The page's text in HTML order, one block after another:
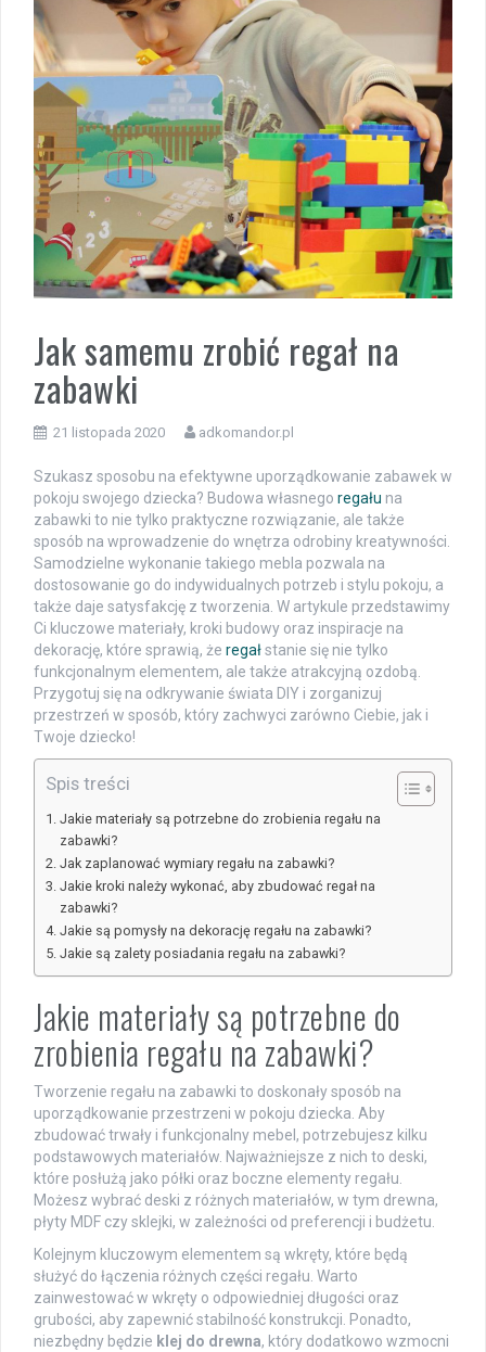
Jak samemu zrobić regał na
zabawki
21 listopada 2020 adkomandor.pl
Szukasz sposobu na efektywne uporządkowanie zabawek w
pokoju swojego dziecka? Budowa własnego regału na
zabawki to nie tylko praktyczne rozwiązanie, ale także
sposób na wprowadzenie do wnętrza odrobiny kreatywności.
Samodzielne wykonanie takiego mebla pozwala na
dostosowanie go do indywidualnych potrzeb i stylu pokoju, a
także daje satysfakcję z tworzenia. W artykule przedstawimy
Ci kluczowe materiały, kroki budowy oraz inspiracje na
dekorację, które sprawią, że regałstanie się nie tylko
funkcjonalnym elementem, ale także atrakcyjną ozdobą.
Przygotuj się na odkrywanie świata DIY i zorganizuj
przestrzeń w sposób, który zachwyci zarówno Ciebie, jak i
Twoje dziecko!
Spis treści
Jakie materiały są potrzebne do zrobienia regału na
zabawki?
Jak zaplanować wymiary regału na zabawki?
Jakie kroki należy wykonać, aby zbudować regał na
zabawki?
Jakie są pomysły na dekorację regału na zabawki?
Jakie są zalety posiadania regału na zabawki?
Jakie materiały są potrzebne do
zrobienia regału na zabawki?
Tworzenie regału na zabawki to doskonały sposób na
uporządkowanie przestrzeni w pokoju dziecka. Aby
zbudować trwały i funkcjonalny mebel, potrzebujesz kilku
podstawowych materiałów. Najważniejsze z nich to deski,
które posłużą jako półki oraz boczne elementy regału.
Możesz wybrać deski z różnych materiałów, w tym drewna,
płyty MDF czy sklejki, w zależności od preferencji i budżetu.
Kolejnym kluczowym elementem są wkręty, które będą
służyć do łączenia różnych części regału. Warto
zainwestować w wkręty o odpowiedniej długości oraz
grubości, aby zapewnić stabilność konstrukcji. Ponadto,
niezbędny będzie klej do drewna, który dodatkowo wzmocni